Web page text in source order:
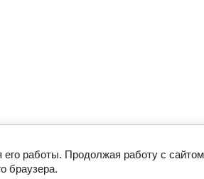
работы. Продолжая работу с
браузера.